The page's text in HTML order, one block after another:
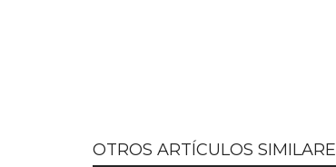
OTROS ARTÍCULOS